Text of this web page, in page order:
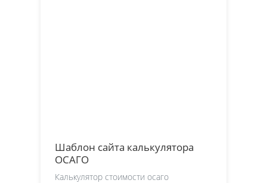
Шаблон сайта калькулятора
ОСАГО
Калькулятор стоимости осаго